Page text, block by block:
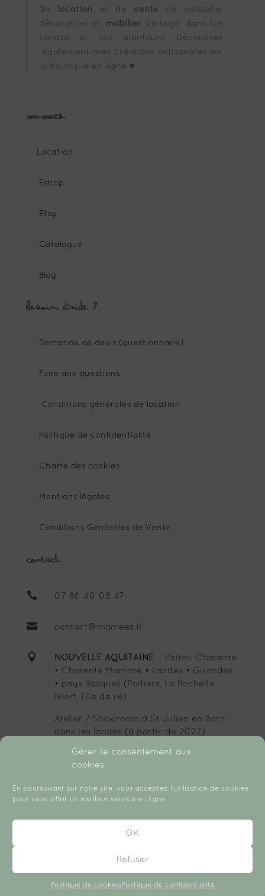
Gérer le consentement aux
cookies
En poursuivant sur notre site, vous acceptez l'utilisation de cookies
pour vous offrir un meilleur service en ligne.
OK
Refuser
Politique de cookies Politique de confidentialité
de
location et de vente
de vaisselle,
décoration et mobilier vintage dans les
Landes et ses alentours. Découvrez
également mes créations artisanales sur
la boutique en ligne ♥
Mameez
Location
Eshop
Etsy
Catalogue
Blog
Besoin d’aide ?
Demande de devis (questionnaire)
Foire aux questions
Conditions générales de location
Politique de confidentialité
Charte des cookies
Mentions légales
Conditions Générales de Vente
Contact
 07 86 40 08 47
 contact@mameez.fr
 NOUVELLE AQUITAINE
: Poitou-Charente
• Charente Martime • Landes • Girondes
• pays Basques (Poitiers, La Rochelle,
Niort, l’île de ré)
Atelier / Showroom à St Julien en Born
dans les landes (à partir de 2027)
SUIVEZ-MOI :